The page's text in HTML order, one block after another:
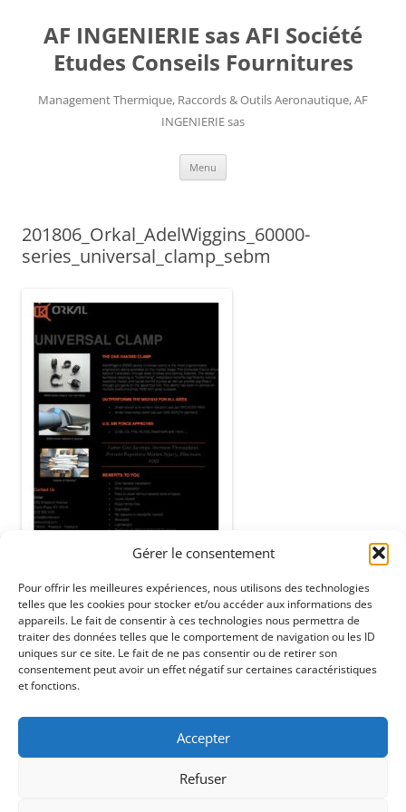
Gérer le consentement
Pour offrir les meilleures expériences, nous utilisons des technologies
telles que les cookies pour stocker et/ou accéder aux informations des
appareils. Le fait de consentir à ces technologies nous permettra de
traiter des données telles que le comportement de navigation ou les ID
uniques sur ce site. Le fait de ne pas consentir ou de retirer son
consentement peut avoir un effet négatif sur certaines caractéristiques
et fonctions.
Accepter
Refuser
AF INGENIERIE sas AFI Société
Etudes Conseils Fournitures
Management Thermique, Raccords & Outils Aeronautique, AF
INGENIERIE sas
Menu
201806_Orkal_AdelWiggins_60000-
series_universal_clamp_sebm
ENTREZ UN PN# OU UNE MARQUE ICI / SEARCHBAR